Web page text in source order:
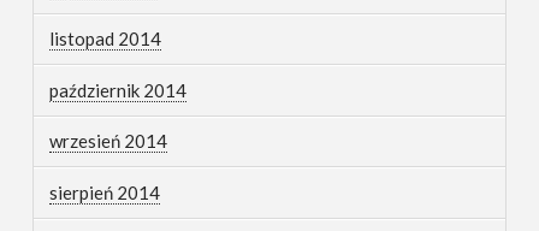
listopad 2014
październik 2014
wrzesień 2014
sierpień 2014